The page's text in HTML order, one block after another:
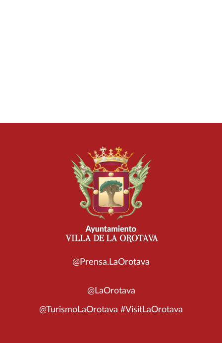
@Prensa.LaOrotava
@LaOrotava
@TurismoLaOrotava #VisitLaOrotava